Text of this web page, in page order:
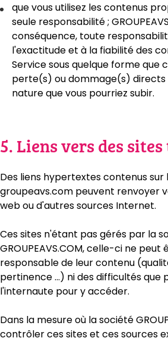
que vous utilisez les contenus
seule responsabilité ;
conséquence, toute
l'exactitude et à la fiabilité des
Service sous quelque forme que
perte(s) ou dommage(s)
nature que vous pourriez subir.
5. Liens vers des
Des liens hypertextes contenus sur
groupeavs.com peuvent renvoyer
web ou d'autres sources Internet.
Ces sites n'étant pas gérés par la
GROUPEAVS.COM, celle-ci ne
responsable de leur contenu
pertinence …) ni des difficultés
l'internaute pour y accéder.
Dans la mesure où la société
contrôler ces sites et ces sources